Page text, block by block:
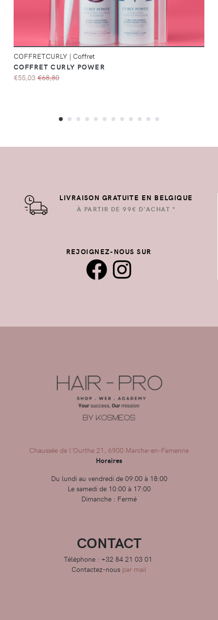
COFFRETCURLY | Coffret
COFFRET CURLY POWER
€55,03€68,80
LIVRAISON GRATUITE EN BELGIQUE
À PARTIR DE 99€ D'ACHAT *
REJOIGNEZ-NOUS SUR
Chaussée de l'Ourthe 21, 6900 Marche-en-Famenne
Horaires
Du lundi au vendredi de 09:00 à 18:00
Le samedi de 10:00 à 17:00
Dimanche : Fermé
CONTACT
Téléphone : +32 84 21 03 01
Contactez-nous par mail